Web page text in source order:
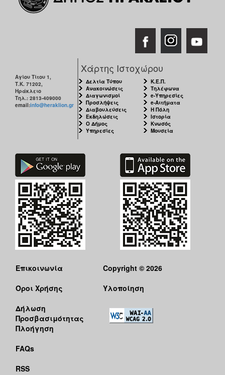
2011
ΔΗΜΟΤΗΣ
ΕΠΙΣΚΕΠΤΗΣ
Αγίου Τίτου 1,
Τ.Κ. 71202,
Ηράκλειο
Τηλ.: 2813-409000
email:info@heraklion.gr
Χάρτης Ιστοχώρου
Δελτία Τύπου
Ανακοινώσεις
Διαγωνισμοί
Προσλήψεις
Διαβουλεύσεις
Εκδηλώσεις
Ο Δήμος
Υπηρεσίες
Κ.Ε.Π.
Τηλέφωνα
e-Υπηρεσίες
e-Αιτήματα
Η Πόλη
Ιστορία
Κνωσός
Μουσεία
Επικοινωνία
Όροι Χρήσης
Δήλωση
Προσβασιμότητας
Πλοήγηση
FAQs
RSS
Copyright © 2026
Υλοποίηση